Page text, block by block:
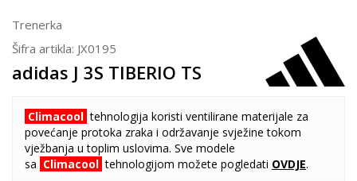
Trenerka
Šifra artikla: JX0195
adidas J 3S TIBERIO TS
Climacool tehnologija koristi ventilirane materijale za
povećanje protoka zraka i održavanje svježine tokom
vježbanja u toplim uslovima. Sve modele
sa Climacool tehnologijom možete pogledati OVDJE.